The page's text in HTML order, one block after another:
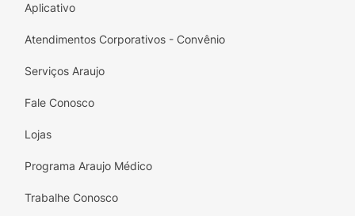
Aplicativo
Atendimentos Corporativos - Convênio
Serviços Araujo
Fale Conosco
Lojas
Programa Araujo Médico
Trabalhe Conosco